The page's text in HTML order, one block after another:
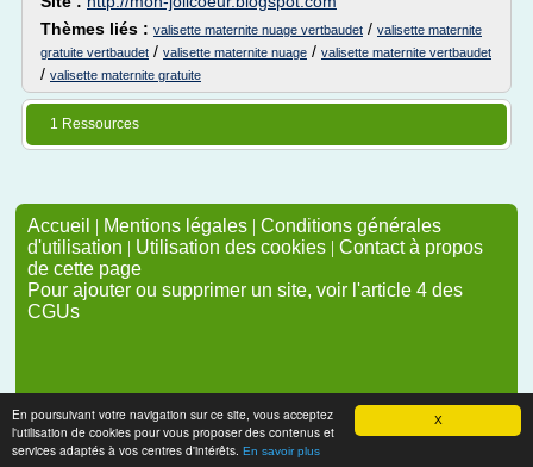
X
En poursuivant votre navigation sur ce site, vous acceptez
l'utilisation de cookies pour vous proposer des contenus et
services adaptés à vos centres d'intérêts. En savoir plus
Thèmes liés : valisette maternite nuage vertbaudet / valisette maternite
gratuite vertbaudet / valisette maternite nuage / valisette maternite vertbaudet
/ valisette maternite gratuite
1 Ressources
Accueil | Mentions légales | Conditions générales
d'utilisation | Utilisation des cookies | Contact à propos
de cette page
Pour ajouter ou supprimer un site, voir l'article 4 des
CGUs